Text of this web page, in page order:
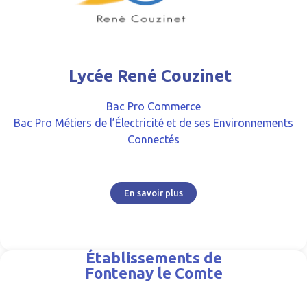
Lycée René Couzinet
Bac Pro Commerce
Bac Pro Métiers de l’Électricité et de ses Environnements
Connectés
En savoir plus
Établissements de
Fontenay le Comte